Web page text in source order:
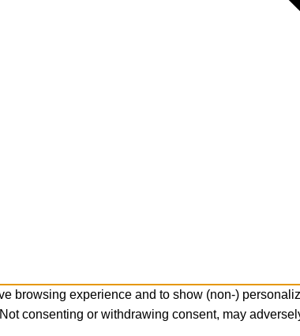
browsing experience and to show (non-)
consenting or withdrawing consent, may